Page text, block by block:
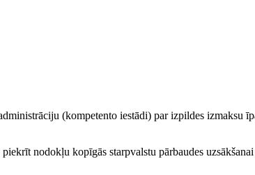
(kompetento iestādi) par izpildes izmaksu
nodokļu kopīgās starpvalstu pārbaudes